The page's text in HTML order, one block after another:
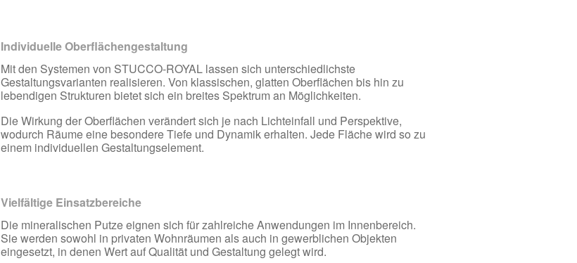
Individuelle Oberflächengestaltung
Mit den Systemen von STUCCO-ROYAL lassen sich unterschiedlichste
Gestaltungsvarianten realisieren. Von klassischen, glatten Oberflächen bis hin zu
lebendigen Strukturen bietet sich ein breites Spektrum an Möglichkeiten.
Die Wirkung der Oberflächen verändert sich je nach Lichteinfall und Perspektive,
wodurch Räume eine besondere Tiefe und Dynamik erhalten. Jede Fläche wird so zu
einem individuellen Gestaltungselement.
Vielfältige Einsatzbereiche
Die mineralischen Putze eignen sich für zahlreiche Anwendungen im Innenbereich.
Sie werden sowohl in privaten Wohnräumen als auch in gewerblichen Objekten
eingesetzt, in denen Wert auf Qualität und Gestaltung gelegt wird.